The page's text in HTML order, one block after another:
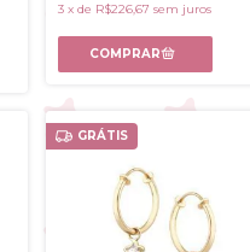
3 x de R$226,67 sem juros
GRÁTIS